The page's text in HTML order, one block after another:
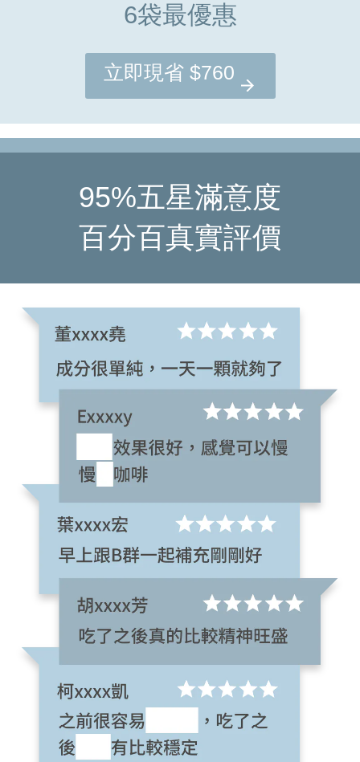
6袋最優惠
立即現省 $760
95%五星滿意度
百分百真實評價